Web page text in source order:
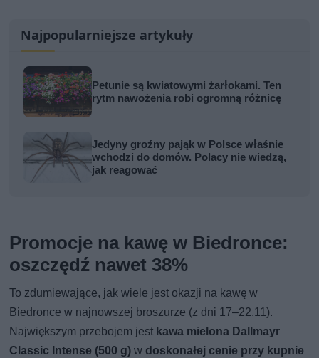
Najpopularniejsze artykuły
Petunie są kwiatowymi żarłokami. Ten
rytm nawożenia robi ogromną różnicę
Jedyny groźny pająk w Polsce właśnie
wchodzi do domów. Polacy nie wiedzą,
jak reagować
Promocje na kawę w Biedronce:
oszczędź nawet 38%
To zdumiewające, jak wiele jest okazji na kawę w
Biedronce w najnowszej broszurze (z dni 17–22.11).
Największym przebojem jest kawa mielona Dallmayr
Classic Intense (500 g) w doskonałej cenie przy kupnie